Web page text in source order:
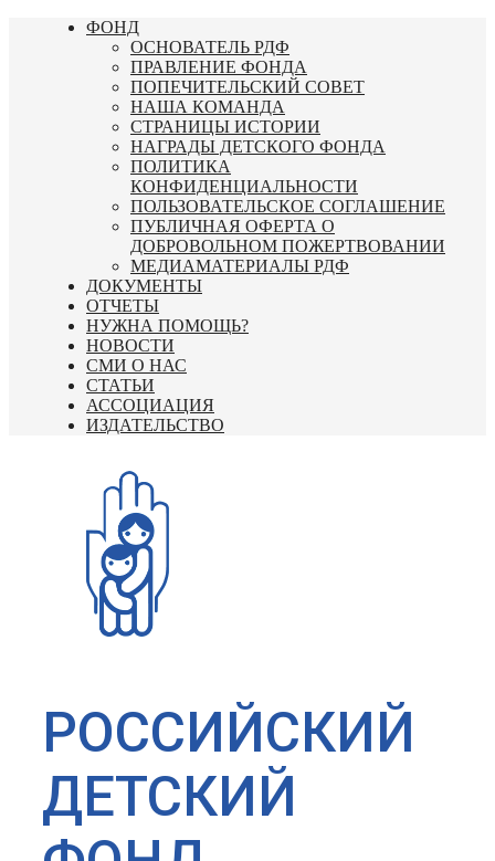
Перейти
ФОНД
ОСНОВАТЕЛЬ РДФ
ПРАВЛЕНИЕ ФОНДА
ПОПЕЧИТЕЛЬСКИЙ СОВЕТ
НАША КОМАНДА
СТРАНИЦЫ ИСТОРИИ
НАГРАДЫ ДЕТСКОГО ФОНДА
ПОЛИТИКА
КОНФИДЕНЦИАЛЬНОСТИ
ПОЛЬЗОВАТЕЛЬСКОЕ СОГЛАШЕНИЕ
ПУБЛИЧНАЯ ОФЕРТА О
ДОБРОВОЛЬНОМ ПОЖЕРТВОВАНИИ
МЕДИАМАТЕРИАЛЫ РДФ
ДОКУМЕНТЫ
ОТЧЕТЫ
НУЖНА ПОМОЩЬ?
НОВОСТИ
СМИ О НАС
СТАТЬИ
АССОЦИАЦИЯ
ИЗДАТЕЛЬСТВО
РОССИЙСКИЙ
ДЕТСКИЙ